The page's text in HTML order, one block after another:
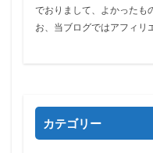
でおりまして、よかったも
お、当ブログではアフィリ
カテゴリー